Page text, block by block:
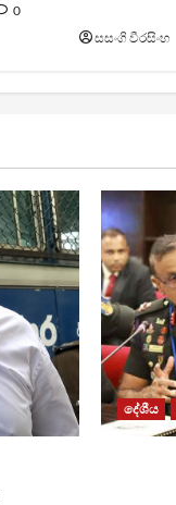
0
සසංගි වීරසිංහ
දේශීය